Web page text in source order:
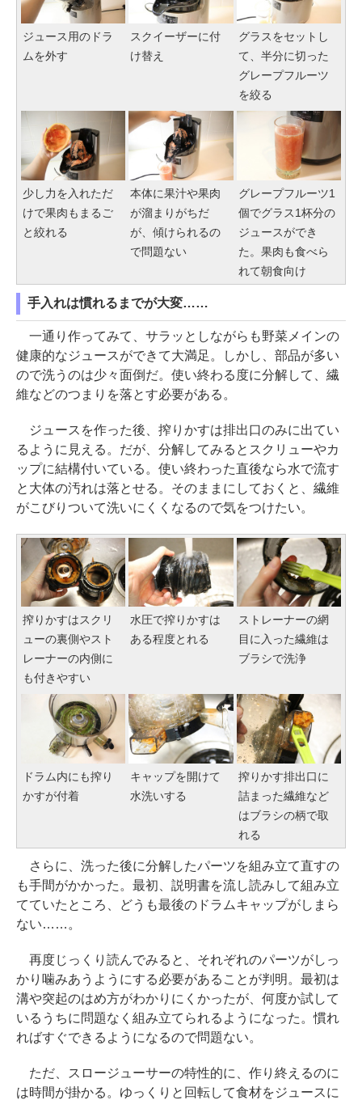
ジュース用のドラ
ムを外す
スクイーザーに付
け替え
グラスをセットし
て、半分に切った
グレープフルーツ
を絞る
少し力を入れただ
けで果肉もまるご
と絞れる
本体に果汁や果肉
が溜まりがちだ
が、傾けられるの
で問題ない
グレープフルーツ1
個でグラス1杯分の
ジュースができ
た。果肉も食べら
れて朝食向け
手入れは慣れるまでが大変……
一通り作ってみて、サラッとしながらも野菜メインの
健康的なジュースができて大満足。しかし、部品が多い
ので洗うのは少々面倒だ。使い終わる度に分解して、繊
維などのつまりを落とす必要がある。
ジュースを作った後、搾りかすは排出口のみに出てい
るように見える。だが、分解してみるとスクリューやカ
ップに結構付いている。使い終わった直後なら水で流す
と大体の汚れは落とせる。そのままにしておくと、繊維
がこびりついて洗いにくくなるので気をつけたい。
搾りかすはスクリ
ューの裏側やスト
レーナーの内側に
も付きやすい
水圧で搾りかすは
ある程度とれる
ストレーナーの網
目に入った繊維は
ブラシで洗浄
ドラム内にも搾り
かすが付着
キャップを開けて
水洗いする
搾りかす排出口に
詰まった繊維など
はブラシの柄で取
れる
さらに、洗った後に分解したパーツを組み立て直すの
も手間がかかった。最初、説明書を流し読みして組み立
てていたところ、どうも最後のドラムキャップがしまら
ない……。
再度じっくり読んでみると、それぞれのパーツがしっ
かり噛みあうようにする必要があることが判明。最初は
溝や突起のはめ方がわかりにくかったが、何度か試して
いるうちに問題なく組み立てられるようになった。慣れ
ればすぐできるようになるので問題ない。
ただ、スロージューサーの特性的に、作り終えるのに
は時間が掛かる。ゆっくりと回転して食材をジュースに